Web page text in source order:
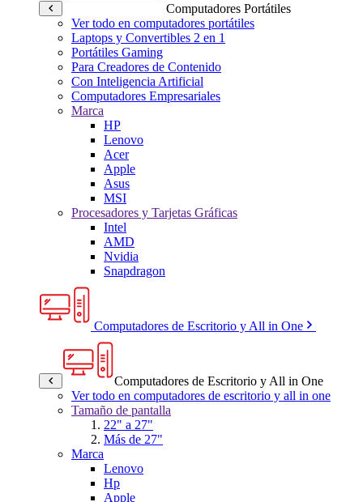
Computadores Portátiles
Ver todo en computadores portátiles
Laptops y Convertibles 2 en 1
Portátiles Gaming
Para Creadores de Contenido
Con Inteligencia Artificial
Computadores Empresariales
Marca
HP
Lenovo
Acer
Apple
Asus
MSI
Procesadores y Tarjetas Gráficas
Intel
AMD
Nvidia
Snapdragon
Computadores de Escritorio y All in One
Computadores de Escritorio y All in One
Ver todo en computadores de escritorio y all in one
Tamaño de pantalla
22" a 27"
Más de 27"
Marca
Lenovo
Hp
Apple